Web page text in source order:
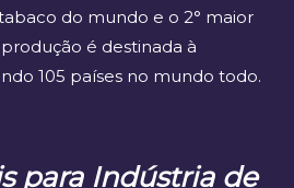
do mundo e o 2° maior
é destinada à
105 países no mundo todo.
para Indústria de